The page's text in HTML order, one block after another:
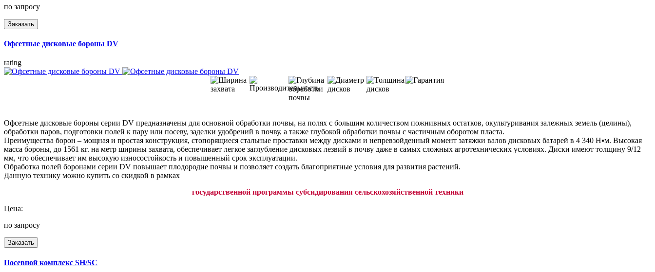
по запросу
Заказать
Офсетные дисковые бороны DV
rating
Офсетные дисковые бороны серии DV предназначены для основной обработки почвы, на полях с большим количеством пожнивных остатков, окультуривания залежных земель (целины),
обработки паров, подготовки полей к пару или посеву, заделки удобрений в почву, а также глубокой обработки почвы с частичным оборотом пласта.
Преимущества борон – мощная и простая конструкция, стопорящиеся стальные проставки между дисками и непревзойденный момент затяжки валов дисковых батарей в 4 340 Н▪м. Высокая
масса бороны, до 1561 кг. на метр ширины захвата, обеспечивает легкое заглубление дисковых лезвий в почву даже в самых сложных агротехнических условиях. Диски имеют толщину 9/12
мм, что обеспечивает им высокую износостойкость и повышенный срок эксплуатации.
Обработка полей боронами серии DV повышает плодородие почвы и позволяет создать благоприятные условия для развития растений.
Данную технику можно купить со скидкой в рамках
государственной программы субсидирования сельскохозяйственной техники
Цена:
по запросу
Заказать
Посевной комплекс SH/SC